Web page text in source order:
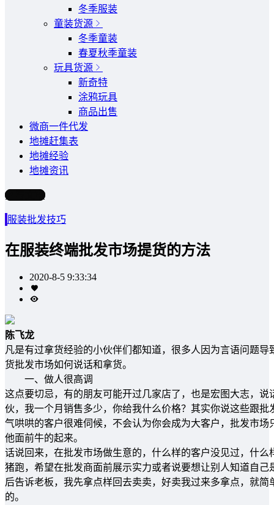
冬季服装
童装货源
冬季童装
春夏秋季童装
玩具货源
新奇特
涂鸦玩具
商品出售
微商一件代发
地摊赶集表
地摊经验
地摊资讯
写文章
服装批发技巧
在服装终端批发市场提货的方法
2020-8-5 9:33:34
陈飞龙
凡是有过拿货经验的小伙伴们都知道，很多人因为言语问题
货批发市场如何说话和拿货。
一、做人很高调
这点要切忌，有的朋友可能开过几家店了，也是宏图大志，
伙，我一个月销售多少，你给我什么价格？其实你说这些跟
气哄哄的客户很难伺候，不会认为你会成为大客户，批发市
他面前牛的起来。
话说回来，在批发市场做生意的，什么样的客户没见过，什
猪跑，希望在批发商面前展示实力或者说要想让别人知道自
后告诉老板，我先拿点样回去卖卖，好卖我过来多拿点，就
的。